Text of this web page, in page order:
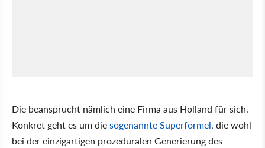
Die beansprucht nämlich eine Firma aus Holland für sich.
Konkret geht es um diesogenannte Superformel, die wohl
bei der einzigartigen prozeduralen Generierung des